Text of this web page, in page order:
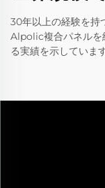
30年以上の経験を持
Alpolic複合パネルを
る実績を示しています